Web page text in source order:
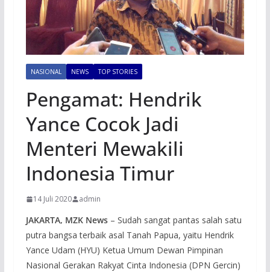
NASIONAL NEWS TOP STORIES
Pengamat: Hendrik
Yance Cocok Jadi
Menteri Mewakili
Indonesia Timur
14 Juli 2020 admin
JAKARTA, MZK News– Sudah sangat pantas salah satu
putra bangsa terbaik asal Tanah Papua, yaitu Hendrik
Yance Udam (HYU) Ketua Umum Dewan Pimpinan
Nasional Gerakan Rakyat Cinta Indonesia (DPN Gercin)